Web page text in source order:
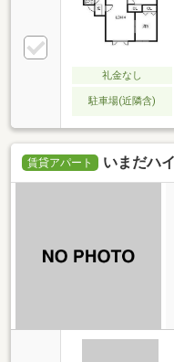
礼金なし
駐車場(近隣含)
賃貸アパート いまだハ